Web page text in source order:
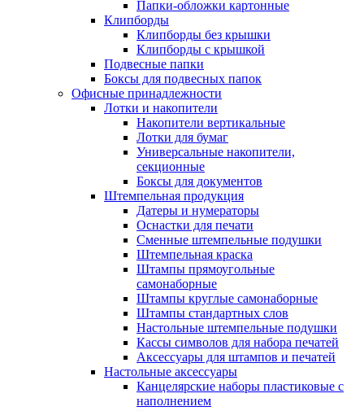
Папки-обложки картонные
Клипборды
Клипборды без крышки
Клипборды с крышкой
Подвесные папки
Боксы для подвесных папок
Офисные принадлежности
Лотки и накопители
Накопители вертикальные
Лотки для бумаг
Универсальные накопители,
секционные
Боксы для документов
Штемпельная продукция
Датеры и нумераторы
Оснастки для печати
Сменные штемпельные подушки
Штемпельная краска
Штампы прямоугольные
самонаборные
Штампы круглые самонаборные
Штампы стандартных слов
Настольные штемпельные подушки
Кассы символов для набора печатей
Аксессуары для штампов и печатей
Настольные аксессуары
Канцелярские наборы пластиковые с
наполнением